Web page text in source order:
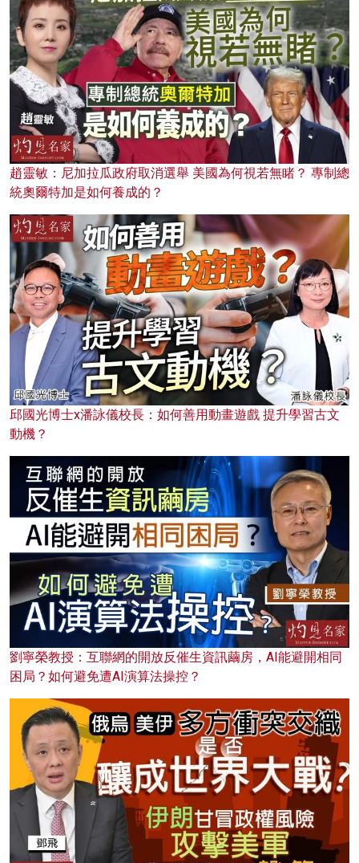
趙靈敏：尼加拉瓜政府取消選舉 美國為何視若無睹？ 專制總
統奧爾特加是如何養成的？
邱國光博士x潘詠儀校長：如何善用動畫遊戲 提升學習古文
動機？
劉寧榮教授：互聯網的開放反催生資訊繭房，AI能避開相同
困局？如何避免遭AI演算法操控？